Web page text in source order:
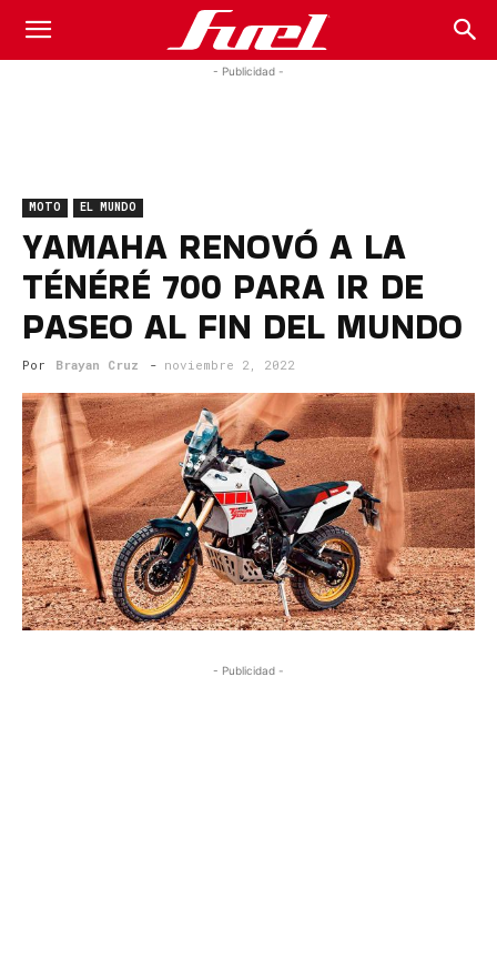
Fuel
Magazine
- Publicidad -
MOTO EL MUNDO
YAMAHA RENOVÓ A LA
TÉNÉRÉ 700 PARA IR DE
PASEO AL FIN DEL MUNDO
Por Brayan Cruz - noviembre 2, 2022
- Publicidad -